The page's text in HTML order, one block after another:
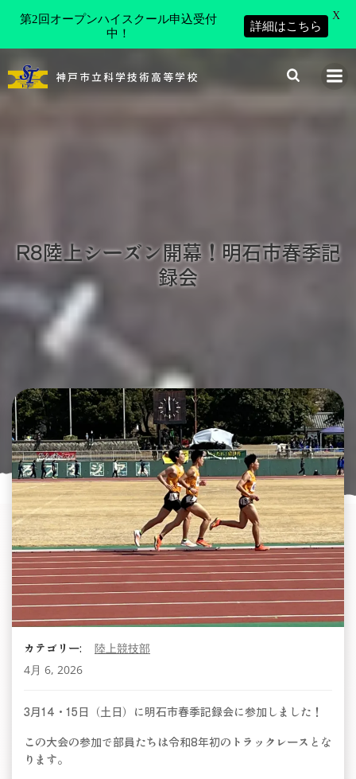
ン
テ
神戸市立科学技術高等学校
R8陸上シーズン開幕！明石市春季記
録会
カテゴリー:
陸上競技部
4月 6, 2026
3月14・15日（土日）に明石市春季記録会に参加しました！
この大会の参加で部員たちは令和8年初のトラックレースとな
ります。
第2回オープンハイスクール申込受付
中！
詳細はこちら
X